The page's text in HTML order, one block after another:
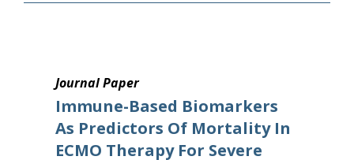
Journal Paper
Immune-Based Biomarkers
As Predictors Of Mortality In
ECMO Therapy For Severe